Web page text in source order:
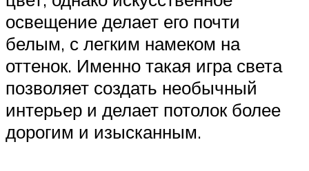
освещение делает его почти
белым, с легким намеком на
оттенок. Именно такая игра света
позволяет создать необычный
интерьер и делает потолок более
дорогим и изысканным.